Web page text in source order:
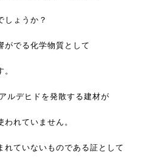
しょうか？
がでる化学物質として
ルデヒドを発散する建材が
れていません。
ていないものである証として